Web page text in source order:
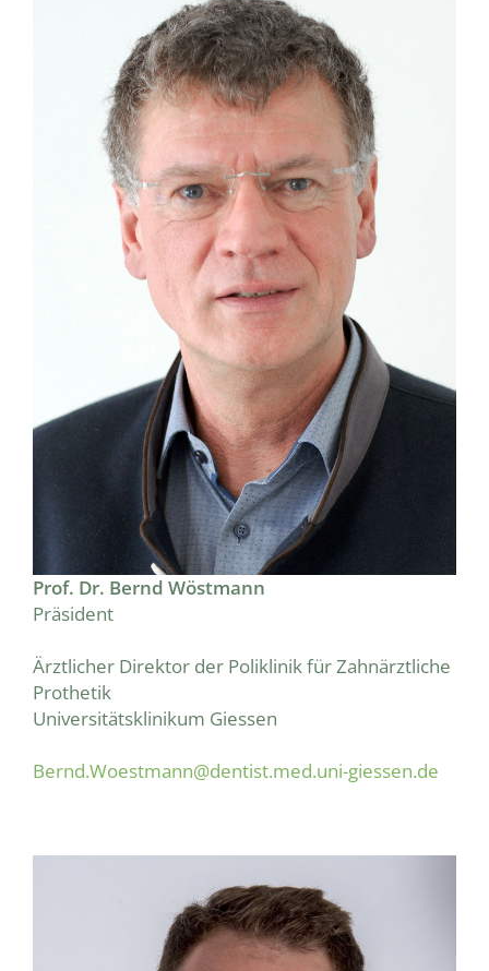
Prof. Dr. Bernd Wöstmann
Präsident
Ärztlicher Direktor der Poliklinik für Zahnärztliche
Prothetik
Universitätsklinikum Giessen
Bernd.Woestmann@dentist.med.uni-giessen.de